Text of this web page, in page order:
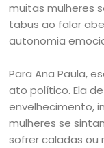
muitas mulheres
tabus ao falar
autonomia
Para Ana Paula,
ato político. Ela
envelhecimento,
mulheres se
sofrer caladas ou